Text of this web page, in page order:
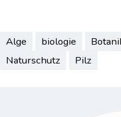
Alge biologie
Naturschutz
Pilz